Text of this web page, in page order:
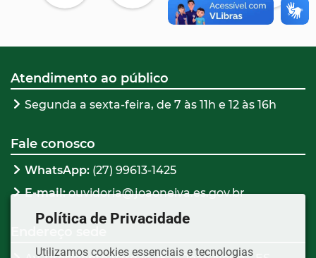
Atendimento ao público
Segunda a sexta-feira, de 7 às 11h e 12 às 16h
Fale conosco
WhatsApp: (27) 99613-1425
E-mail:ouvidoria@joaoneiva.es.gov.br
Política de Privacidade
Utilizamos cookies essenciais e tecnologias